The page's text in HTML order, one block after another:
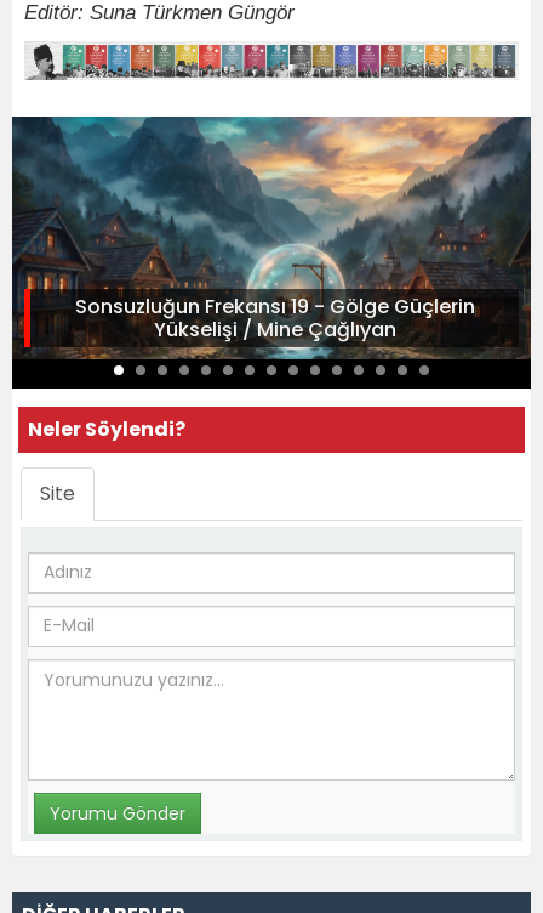
Editör: Suna Türkmen Güngör
Sonsuzluğun Frekansı 19 - Gölge Güçlerin
Yükselişi / Mine Çağlıyan
Neler Söylendi?
Site